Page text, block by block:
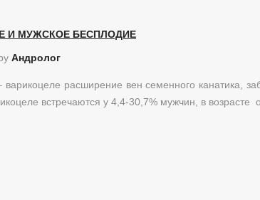
И МУЖСКОЕ БЕСПЛОДИЕ
Андролог
варикоцеле расширение вен семенного канатика,
встречаются у 4,4-30,7% мужчин, в возрасте